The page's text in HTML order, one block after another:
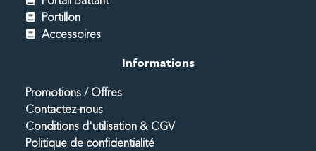
Portillon
Accessoires
Informations
Promotions / Offres
Contactez-nous
Conditions d'utilisation & CGV
Politique de confidentialité